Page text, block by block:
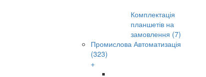
Комплектація
планшетів на
замовлення (7)
Промислова Автоматизація
(323)
+